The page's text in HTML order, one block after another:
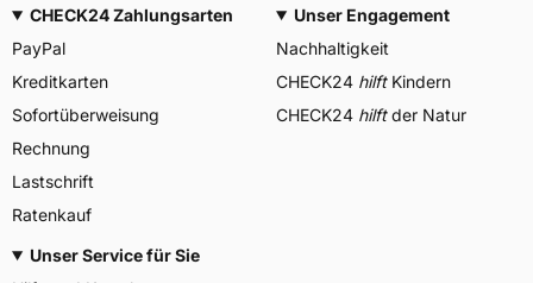
CHECK24 Zahlungsarten
PayPal
Kreditkarten
Sofortüberweisung
Rechnung
Lastschrift
Ratenkauf
Unser Engagement
Nachhaltigkeit
CHECK24 hilftKindern
CHECK24 hilftder Natur
Unser Service für Sie